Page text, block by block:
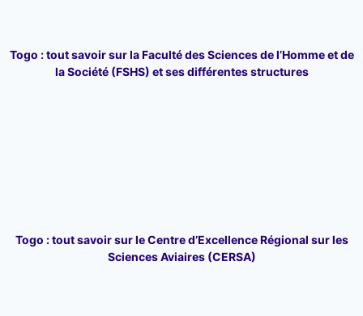
Togo : tout savoir sur la Faculté des Sciences de l’Homme et de
la Société (FSHS) et ses différentes structures
Togo : tout savoir sur le Centre d’Excellence Régional sur les
Sciences Aviaires (CERSA)